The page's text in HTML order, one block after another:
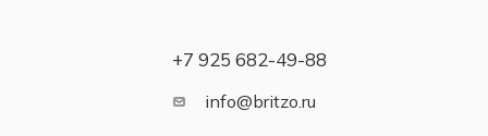
+7 925 682-49-88
info@britzo.ru